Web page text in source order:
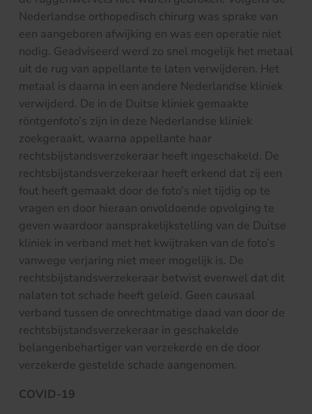
Nederlandse orthopedisch chirurg was sprake van
een aangeboren afwijking en was een operatie niet
nodig. Geadviseerd werd zo snel mogelijk het metaal
uit de rug van appellante te laten verwijderen. Het
metaal is daarna in een andere Nederlandse kliniek
verwijderd. De in de Duitse kliniek gemaakte
röntgenfoto’s zijn in deze Nederlandse kliniek
zoekgeraakt, waarna appellante haar
rechtsbijstandsverzekeraar heeft ingeschakeld. De
rechtsbijstandsverzekeraar heeft erkend dat zij een
fout heeft gemaakt door de foto’s niet tijdig op te
vragen en door hieraan onvoldoende opvolging te
geven waardoor aansprakelijkstelling van de Duitse
kliniek in verband met het kwijtraken van de foto’s
vanwege verjaring niet meer mogelijk is. De
rechtsbijstandsverzekeraar betwist evenwel dat dit
nalaten tot schade heeft geleid. Geen causaal
verband tussen de onrechtmatige daad van door de
rechtsbijstandsverzekeraar in geschakelde
belangenbehartiger van verzekerde en de door
verzekerde gestelde schade aangenomen.
COVID-19